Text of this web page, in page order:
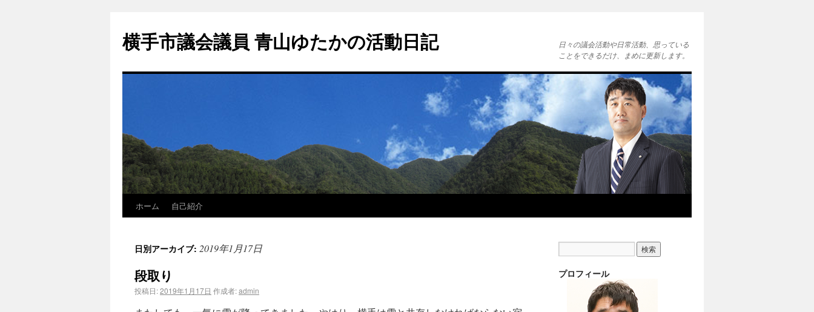
横手市議会議員 青山ゆたかの活動日記
日々の議会活動や日常活動、思っている
ことをできるだけ、まめに更新します。
ホーム 自己紹介
日別アーカイブ: 2019年1月17日
段取り
投稿日:2019年1月17日 作成者:admin
プロフィール